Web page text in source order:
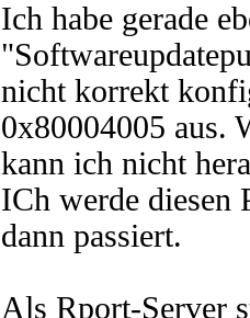
Ich habe gerade
nicht korrekt
0x80004005 aus.
kann ich nicht
ICh werde diesen
dann passiert.
Als Rport-Server